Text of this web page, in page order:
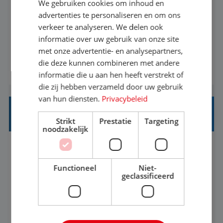
Met jouw ervaring in de reisbranche of
achtergrond in toerisme ben je klaar voor de
volgende stap. Vanaf je stoel reis je de hele
wereld over en speel je moeiteloos in op de
wensen van je team, je klant en wat er in de
reiswereld gebeurt. Met je enthousiasme weet je
klanten te overtuigen om die droomreis te
boeken! ...
BEKIJK VACATURE
REISADVISEUR ALLROUND
Aalsmeer, Noord-Holland, Nederland
33-36 uur
MBO
Een vakantie plannen is het leukste dat er is. Of
het nu voor jezelf is, of voor een ander: jij vindt
We gebruiken cookies om inhoud en
advertenties te personaliseren en om ons
verkeer te analyseren. We delen ook
informatie over uw gebruik van onze site
met onze advertentie- en analysepartners,
die deze kunnen combineren met andere
informatie die u aan hen heeft verstrekt of
die zij hebben verzameld door uw gebruik
van hun diensten. Privacybeleid
Strikt
noodzakelijk
Prestatie Targeting
Functioneel
Niet-
geclassificeerd